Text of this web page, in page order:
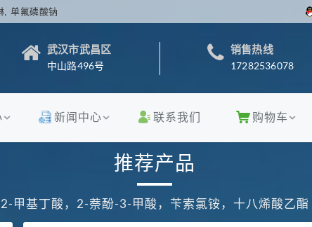
, 单氟磷酸钠
武汉市武昌区
中山路496号
销售热线
17282536078
新闻中心 联系我们 购物车
推荐产品
2-甲基丁酸，2-萘酚-3-甲酸，苄索氯铵，十八烯酸乙酯